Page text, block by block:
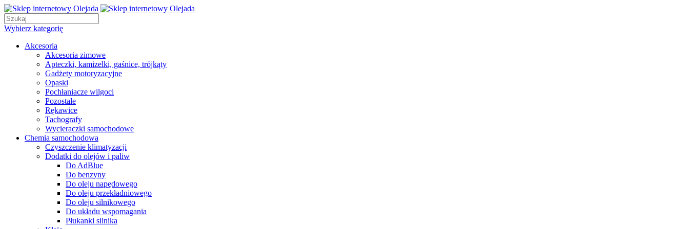
Wybierz kategorię
Akcesoria
Akcesoria zimowe
Apteczki, kamizelki, gaśnice, trójkąty
Gadżety motoryzacyjne
Opaski
Pochłaniacze wilgoci
Pozostałe
Rękawice
Tachografy
Wycieraczki samochodowe
Chemia samochodowa
Czyszczenie klimatyzacji
Dodatki do olejów i paliw
Do AdBlue
Do benzyny
Do oleju napędowego
Do oleju przekładniowego
Do oleju silnikowego
Do układu wspomagania
Płukanki silnika